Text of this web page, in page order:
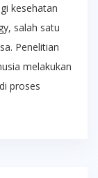
kesehatan
salah satu
Penelitian
melakukan
proses